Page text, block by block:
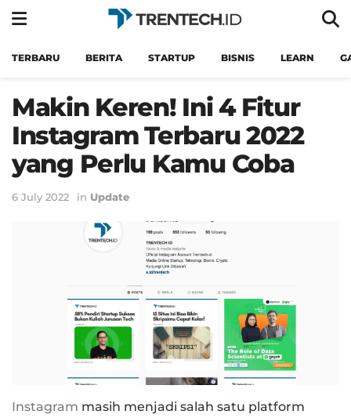
TERBARU BERITA STARTUP BISNIS LEARN
Makin Keren! Ini 4 Fitur
Instagram Terbaru 2022
yang Perlu Kamu Coba
6 July 2022 in Update
Instagram masih menjadi salah satu platform